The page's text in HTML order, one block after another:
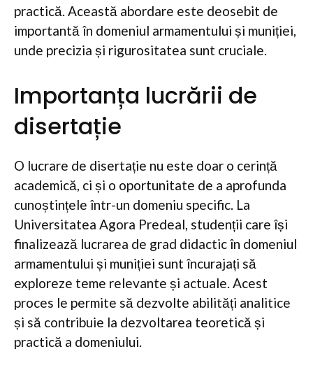
practică. Această abordare este deosebit de
importantă în domeniul armamentului și muniției,
unde precizia și rigurositatea sunt cruciale.
Importanța lucrării de
disertație
O lucrare de disertație nu este doar o cerință
academică, ci și o oportunitate de a aprofunda
cunoștințele într-un domeniu specific. La
Universitatea Agora Predeal, studenții care își
finalizează lucrarea de grad didactic în domeniul
armamentului și muniției sunt încurajați să
exploreze teme relevante și actuale. Acest
proces le permite să dezvolte abilități analitice
și să contribuie la dezvoltarea teoretică și
practică a domeniului.